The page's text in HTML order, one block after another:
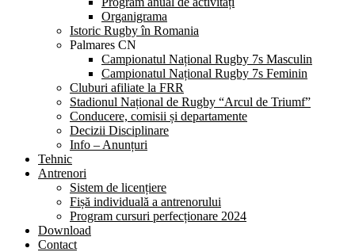
Organigrama
Istoric Rugby în Romania
Palmares CN
Campionatul Național Rugby 7s Masculin
Campionatul Național Rugby 7s Feminin
Cluburi afiliate la FRR
Stadionul Național de Rugby “Arcul de Triumf”
Conducere, comisii și departamente
Decizii Disciplinare
Info – Anunțuri
Tehnic
Antrenori
Sistem de licențiere
Fișă individuală a antrenorului
Program cursuri perfecționare 2024
Download
Contact